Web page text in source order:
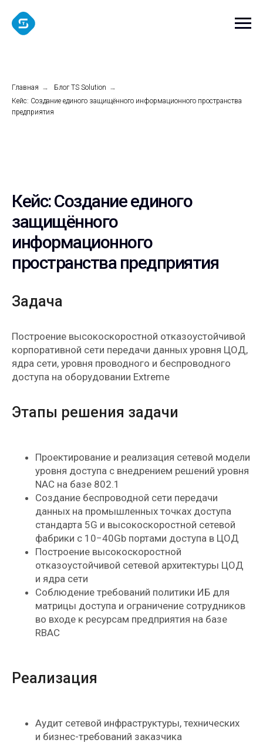
Главная → Блог TS Solution →
Кейс: Создание единого защищённого информационного пространства
предприятия
Кейс: Создание единого
защищённого
информационного
пространства предприятия
Задача
Построение высокоскоростной отказоустойчивой
корпоративной сети передачи данных уровня ЦОД,
ядра сети, уровня проводного и беспроводного
доступа на оборудовании Extreme
Этапы решения задачи
Проектирование и реализация сетевой модели
уровня доступа с внедрением решений уровня
NAC на базе 802.1
Создание беспроводной сети передачи
данных на промышленных точках доступа
стандарта 5G и высокоскоростной сетевой
фабрики с 10−40Gb портами доступа в ЦОД
Построение высокоскоростной
отказоустойчивой сетевой архитектуры ЦОД
и ядра сети
Соблюдение требований политики ИБ для
матрицы доступа и ограничение сотрудников
во входе к ресурсам предприятия на базе
RBAC
Реализация
Аудит сетевой инфраструктуры, технических
и бизнес-требований заказчика